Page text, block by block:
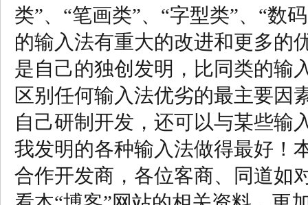
类”、“笔画类”、“字型类”、“数
的输入法有重大的改进和更多的
是自己的独创发明，比同类的输
区别任何输入法优劣的最主要因
自己研制开发，还可以与某些输
我发明的各种输入法做得最好！
合作开发商，各位客商、同道如